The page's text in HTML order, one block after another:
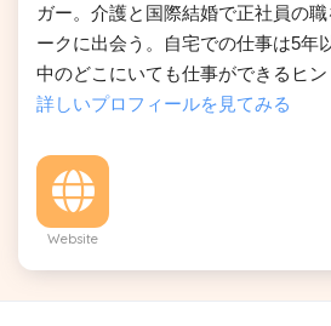
ガー。介護と国際結婚で正社員の
ークに出会う。自宅での仕事は5年
中のどこにいても仕事ができるヒン
詳しいプロフィールを見てみる
Website